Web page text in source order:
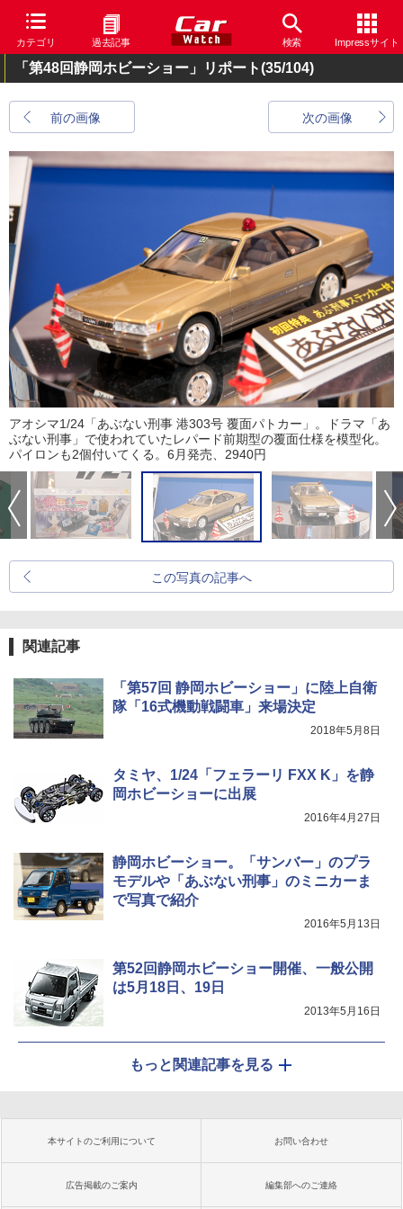
カテゴリ 過去記事 検索 Impressサイト
「第48回静岡ホビーショー」リポート(35/104)
前の画像 次の画像
アオシマ1/24「あぶない刑事 港303号 覆面パトカー」。ドラマ「あ
ぶない刑事」で使われていたレパード前期型の覆面仕様を模型化。
パイロンも2個付いてくる。6月発売、2940円
この写真の記事へ
関連記事
「第57回 静岡ホビーショー」に陸上自衛
隊「16式機動戦闘車」来場決定
2018年5月8日
タミヤ、1/24「フェラーリ FXX K」を静
岡ホビーショーに出展
2016年4月27日
静岡ホビーショー。「サンバー」のプラ
モデルや「あぶない刑事」のミニカーま
で写真で紹介
2016年5月13日
第52回静岡ホビーショー開催、一般公開
は5月18日、19日
2013年5月16日
もっと関連記事を見る
本サイトのご利用について お問い合わせ
広告掲載のご案内 編集部へのご連絡